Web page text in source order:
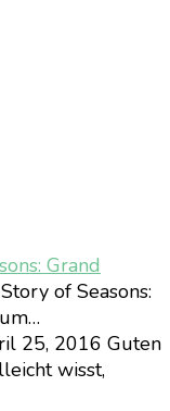
Grand
of Seasons:
25, 2016 Guten
wisst,